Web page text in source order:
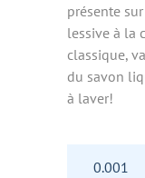
présente
lessive à la
classique,
du savon
à laver!